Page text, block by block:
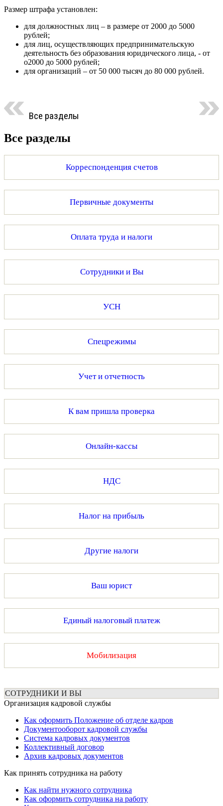
Размер штрафа установлен:
для должностных лиц – в размере от 2000 до 5000
рублей;
для лиц, осуществляющих предпринимательскую
деятельность без образования юридического лица, - от
о2000 до 5000 рублей;
для организаций – от 50 000 тысяч до 80 000 рублей.
Все разделы
Все разделы
Корреспонденция счетов
Первичные документы
Оплата труда и налоги
Сотрудники и Вы
УСН
Спецрежимы
Учет и отчетность
К вам пришла проверка
Онлайн-кассы
НДС
Налог на прибыль
Другие налоги
Ваш юрист
Единый налоговый платеж
Мобилизация
СОТРУДНИКИ И ВЫ
Организация кадровой службы
Как оформить Положение об отделе кадров
Документооборот кадровой службы
Система кадровых документов
Коллективный договор
Архив кадровых документов
Как принять сотрудника на работу
Как найти нужного сотрудника
Как оформить сотрудника на работу